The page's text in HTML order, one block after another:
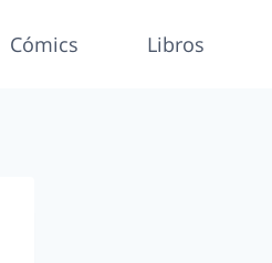
Cómics Libros